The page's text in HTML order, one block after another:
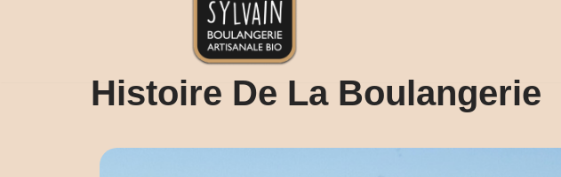
Histoire De La Boulangerie